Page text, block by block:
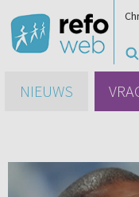
NIEUWS